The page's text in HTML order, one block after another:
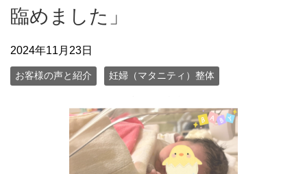
臨めました」
2024年11月23日
お客様の声と紹介 妊婦（マタニティ）整体